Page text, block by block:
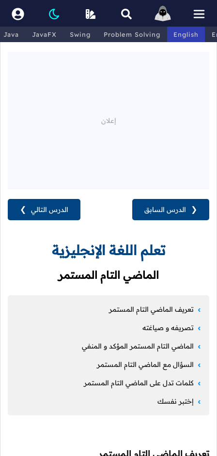
Java JavaFX Swing Problem Solving English
الدرس التالي ❯ ❮ الدرس السابق
تعلم اللغة الإنجليزية
الماضي التام المستمر
تعريف الماضي التام المستمر
تصريفه و صياغته
الماضي التام المستمر المؤكد و المنفي
السؤال مع الماضي التام المستمر
كلمات تدل على الماضي التام المستمر
إختبر نفسك